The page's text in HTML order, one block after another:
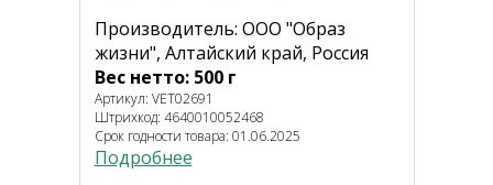
Производитель: ООО "Образ
жизни", Алтайский край, Россия
Вес нетто: 500 г
Артикул: VET02691
Штрихкод: 4640010052468
Срок годности товара: 01.06.2025
Подробнее